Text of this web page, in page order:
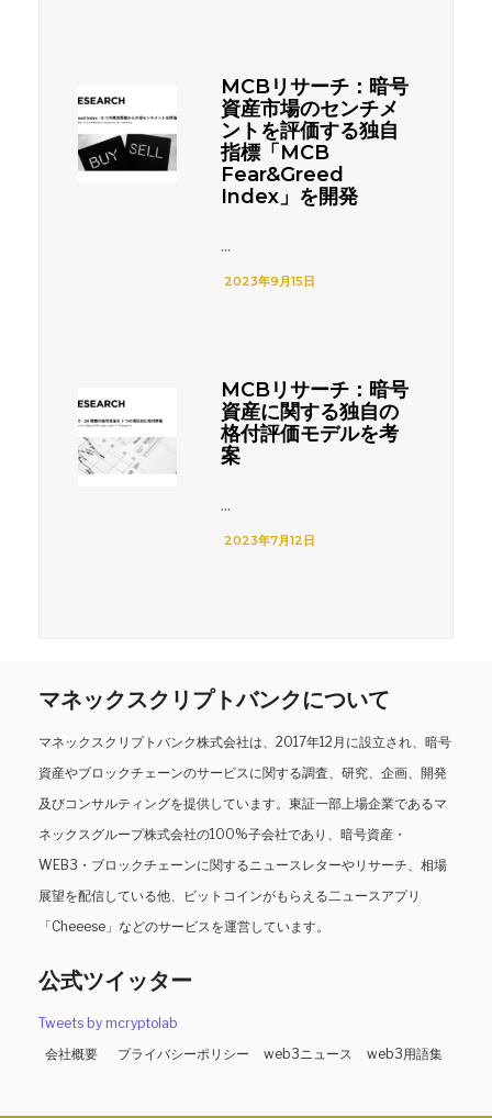
MCBリサーチ：暗号
資産市場のセンチメ
ントを評価する独自
指標「MCB
Fear&Greed
Index」を開発
...
2023年9月15日
MCBリサーチ：暗号
資産に関する独自の
格付評価モデルを考
案
...
2023年7月12日
マネックスクリプトバンクについて
マネックスクリプトバンク株式会社は、2017年12月に設立され、暗号
資産やブロックチェーンのサービスに関する調査、研究、企画、開発
及びコンサルティングを提供しています。東証一部上場企業であるマ
ネックスグループ株式会社の100%子会社であり、暗号資産・
WEB3・ブロックチェーンに関するニュースレターやリサーチ、相場
展望を配信している他、ビットコインがもらえる二ュースアプリ
「Cheeese」などのサービスを運営しています。
公式ツイッター
Tweets by mcryptolab
会社概要
プライバシーポリシー web3ニュース web3用語集